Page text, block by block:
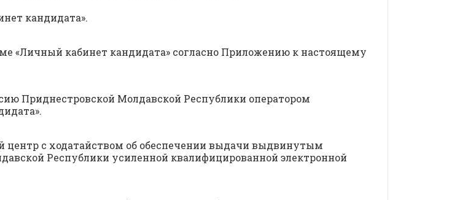
кандидата».
«Личный кабинет кандидата» согласно Приложению к настоящему
Приднестровской Молдавской Республики оператором
с ходатайством об обеспечении выдачи выдвинутым
Республики усиленной квалифицированной электронной